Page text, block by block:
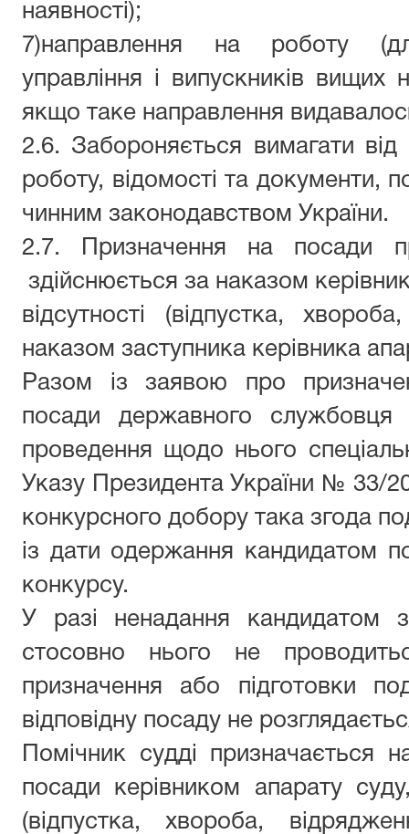
наявності);
7)направлення на роботу
управління і випускників вищих
якщо таке направлення
2.6. Забороняється вимагати
роботу, відомості та документи,
чинним законодавством України.
2.7. Призначення на посади
здійснюється за наказом
відсутності (відпустка,
наказом заступника керівника
Разом із заявою про
посади державного
проведення щодо нього
Указу Президента України № 33/
конкурсного добору така згода
із дати одержання кандидатом
конкурсу.
У разі ненадання кандидатом
стосовно нього не
призначення або підготовки
відповідну посаду не
Помічник судді призначається
посади керівником апарату
(відпустка, хвороба,